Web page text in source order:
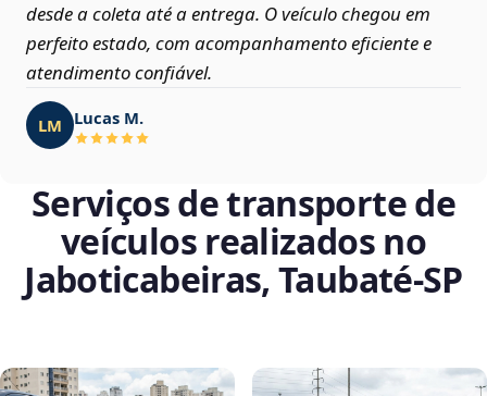
desde a coleta até a entrega. O veículo chegou em
perfeito estado, com acompanhamento eficiente e
atendimento confiável.
LM Lucas M.
Serviços de transporte de
veículos realizados no
Jaboticabeiras, Taubaté‑SP